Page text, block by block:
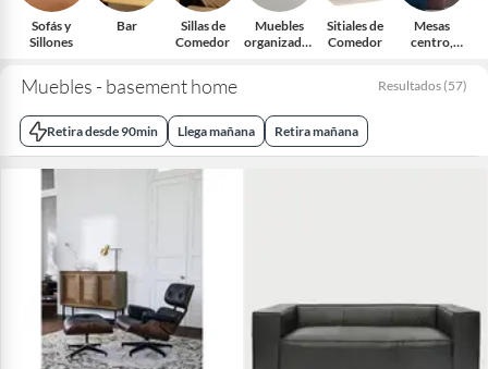
Sofás y
Sillones
Bar
Sillas de
Comedor
Muebles
organizador
Sitiales de
Comedor
Mesas
centro,
Muebles - basement home Resultados (57)
Retira desde 90min Llega mañana Retira mañana